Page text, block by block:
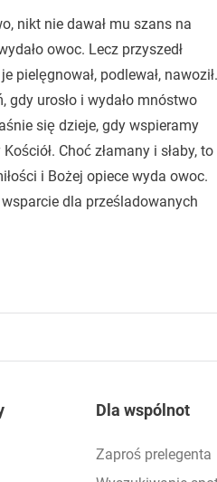
nikt nie dawał mu szans na
owoc. Lecz przyszedł
pielęgnował, podlewał, nawoził.
gdy urosło i wydało mnóstwo
się dzieje, gdy wspieramy
Choć złamany i słaby, to
i Bożej opiece wyda owoc.
dla prześladowanych
Dla wspólnot
Zaproś prelegenta